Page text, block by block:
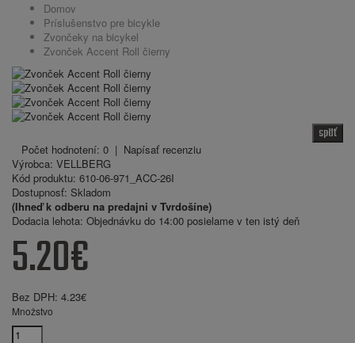
Domov
Príslušenstvo pre bicykle
Zvončeky na bicykel
Zvonček Accent Roll čierny
späť
Počet hodnotení: 0 | Napísať recenziu
Výrobca: VELLBERG
Kód produktu: 610-06-971_ACC-26I
Dostupnosť: Skladom
(Ihneď k odberu na predajni v Tvrdošíne)
Dodacia lehota: Objednávku do 14:00 posielame v ten istý deň
5.20€
Bez DPH: 4.23€
Množstvo